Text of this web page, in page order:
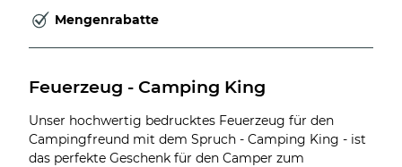
Mengenrabatte
Feuerzeug - Camping King
Unser hochwertig bedrucktes Feuerzeug für den
Campingfreund mit dem Spruch - Camping King - ist
das perfekte Geschenk für den Camper zum